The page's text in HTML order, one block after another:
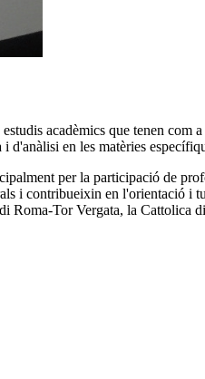
acadèmics que tenen com
d'anàlisi en les matèries
per la participació de
i contribueixin en l'orientació i
Roma-Tor Vergata, la